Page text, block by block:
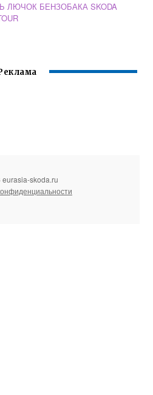
ЛЮЧОК БЕНЗОБАКА SKODA
skoda.ru